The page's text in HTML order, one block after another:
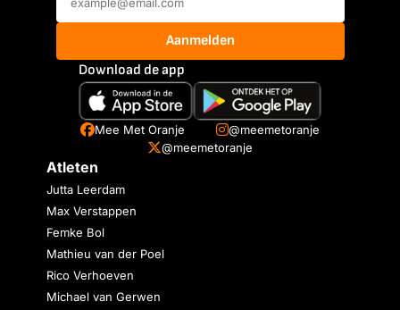
Aanmelden
Download de app
Mee Met Oranje
@meemetoranje
@meemetoranje
Atleten
Jutta Leerdam
Max Verstappen
Femke Bol
Mathieu van der Poel
Rico Verhoeven
Michael van Gerwen